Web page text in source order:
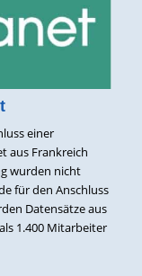
einer
aus Frankreich
wurden nicht
für den Anschluss
Datensätze aus
1.400 Mitarbeiter